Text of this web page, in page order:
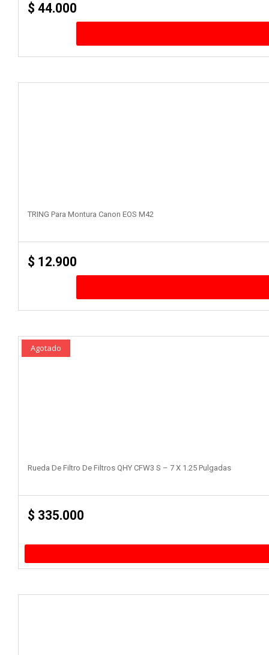
$ 44.000
TRING Para Montura Canon EOS M42
$ 12.900
Agotado
Rueda De Filtro De Filtros QHY CFW3 S – 7 X 1.25 Pulgadas
$ 335.000